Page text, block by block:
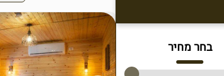
בחר מחיר